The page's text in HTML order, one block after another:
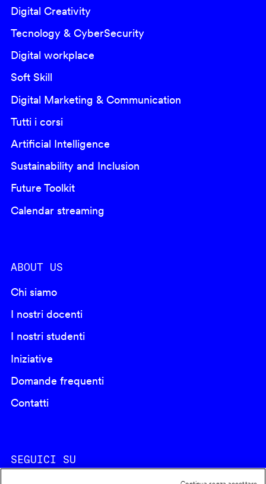
Digital Creativity
Tecnology & CyberSecurity
Digital workplace
Soft Skill
Digital Marketing & Communication
Tutti i corsi
Artificial Intelligence
Sustainability and Inclusion
Future Toolkit
Calendar streaming
ABOUT US
Chi siamo
I nostri docenti
I nostri studenti
Iniziative
Domande frequenti
Contatti
SEGUICI SU